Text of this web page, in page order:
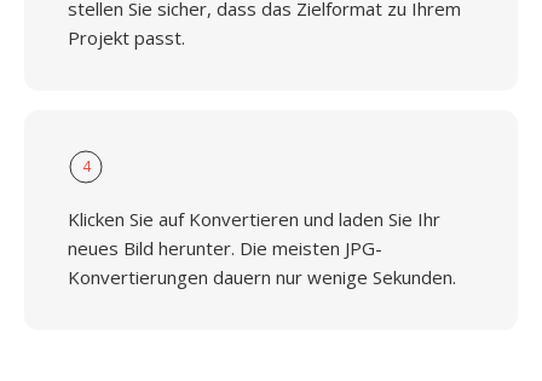
stellen Sie sicher, dass das Zielformat zu Ihrem
Projekt passt.
4
Klicken Sie auf Konvertieren und laden Sie Ihr
neues Bild herunter. Die meisten JPG-
Konvertierungen dauern nur wenige Sekunden.